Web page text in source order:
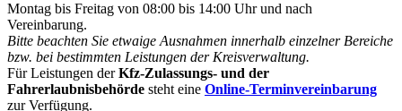
Montag bis Freitag von 08:00 bis 14:00 Uhr und nach
Vereinbarung.
Bitte beachten Sie etwaige Ausnahmen innerhalb einzelner Bereiche
bzw. bei bestimmten Leistungen der Kreisverwaltung.
Für Leistungen derKfz-Zulassungs- und der
Fahrerlaubnisbehörde steht eine Online-Terminvereinbarung
zur Verfügung.